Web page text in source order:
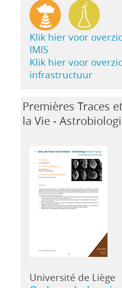
Klik hier voor
IMIS
Klik hier voor
infrastructuur
Premières Traces
la Vie -
Université de Liège